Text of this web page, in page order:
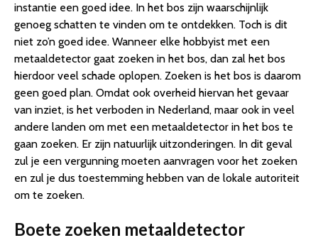
instantie een goed idee. In het bos zijn waarschijnlijk
genoeg schatten te vinden om te ontdekken. Toch is dit
niet zo’n goed idee. Wanneer elke hobbyist met een
metaaldetector gaat zoeken in het bos, dan zal het bos
hierdoor veel schade oplopen. Zoeken is het bos is daarom
geen goed plan. Omdat ook overheid hiervan het gevaar
van inziet, is het verboden in Nederland, maar ook in veel
andere landen om met een metaaldetector in het bos te
gaan zoeken. Er zijn natuurlijk uitzonderingen. In dit geval
zul je een vergunning moeten aanvragen voor het zoeken
en zul je dus toestemming hebben van de lokale autoriteit
om te zoeken.
Boete zoeken metaaldetector